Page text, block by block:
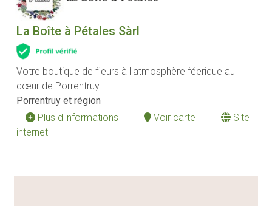
La Boîte à Pétales Sàrl
Votre boutique de fleurs à l'atmosphère féerique au
cœur de Porrentruy
Porrentruy et région
Plus d'informations
Voir carte
Site
internet